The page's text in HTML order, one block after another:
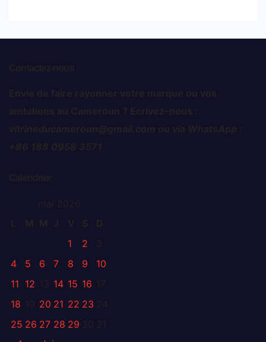
1
2
4
5 6 7 8 9
10
11 12 14 15 16
18
20 21 22 23
25 26 27 28 29